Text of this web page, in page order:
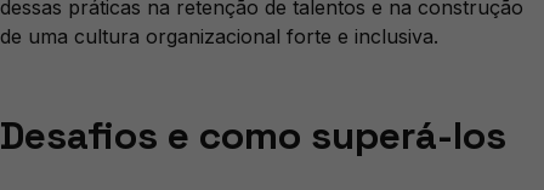
dessas práticas na retenção de talentos e na construção
de uma cultura organizacional forte e inclusiva.
Desafios e como superá-los